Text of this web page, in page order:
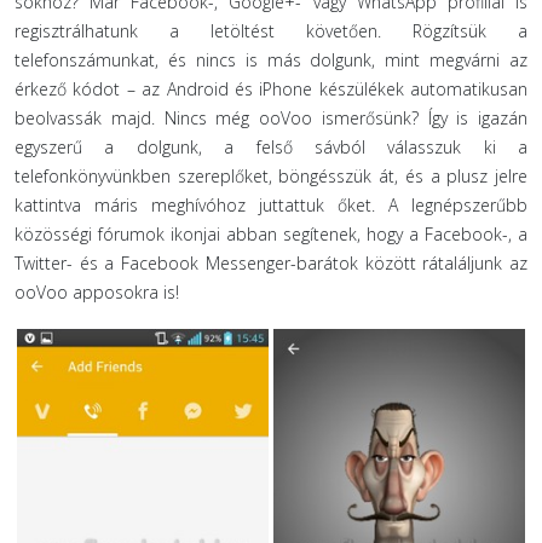
regisztrálhatunk a letöltést követően. Rögzítsük a
telefonszámunkat, és nincs is más dolgunk, mint megvárni az
érkező kódot – az Android és iPhone készülékek automatikusan
beolvassák majd. Nincs még ooVoo ismerősünk? Így is igazán
egyszerű a dolgunk, a felső sávból válasszuk ki a
telefonkönyvünkben szereplőket, böngésszük át, és a plusz jelre
kattintva máris meghívóhoz juttattuk őket. A legnépszerűbb
közösségi fórumok ikonjai abban segítenek, hogy a Facebook-, a
Twitter- és a Facebook Messenger-barátok között rátaláljunk az
ooVoo apposokra is!